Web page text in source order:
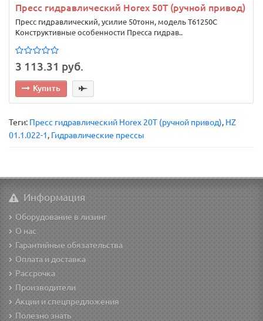
Пресс гидравлический Horex 50Т (ручной привод)
Пресс гидравлический, усилие 50тонн, модель T61250C
Конструктивные особенности Пресса гидрав..
3 113.31 руб.
Купить
Теги: Пресс гидравлический Horex 20Т (ручной привод), HZ
01.1.022-1, Гидравлические прессы
Информация
Оборудование в лизинг
О нас
Гарантийные обязательства
Оплата и доставка
Рассрочка
Производители
Акции и спецпредложения
Полезно знать